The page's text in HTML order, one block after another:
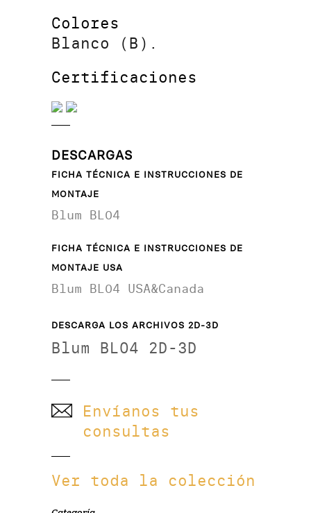
Colores
Blanco (B).
Certificaciones
DESCARGAS
FICHA TÉCNICA E INSTRUCCIONES DE
MONTAJE
Blum BL04
FICHA TÉCNICA E INSTRUCCIONES DE
MONTAJE USA
Blum BL04 USA&Canada
DESCARGA LOS ARCHIVOS 2D-3D
Blum BL04 2D-3D
Envíanos tus
consultas
Ver toda la colección